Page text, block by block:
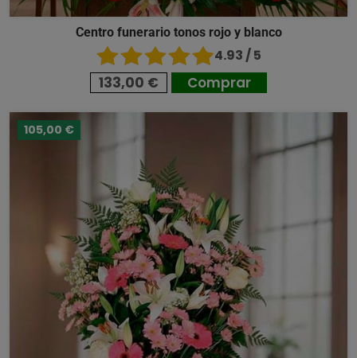
Centro funerario tonos rojo y blanco
4.93 / 5
133,00 € Comprar
105,00 €